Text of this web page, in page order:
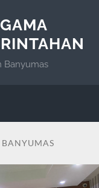
Banyumas